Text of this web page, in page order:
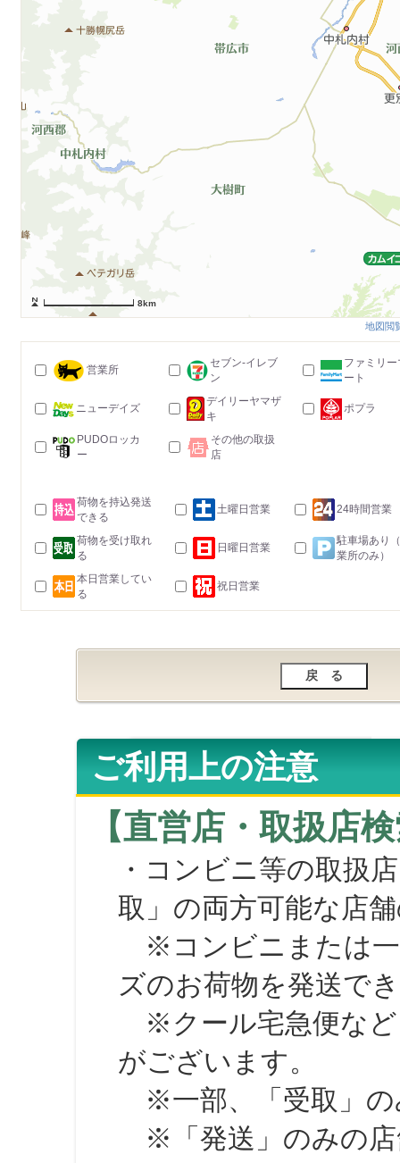
8km
地図閲
営業所
セブン-イレブ
ン
ファミリー
ート
ニューデイズ
デイリーヤマザ
キ
ポプラ
PUDOロッカ
ー
その他の取扱
店
荷物を持込発送
できる
土曜日営業 24時間営業
荷物を受け取れ
る
日曜日営業
駐車場あり
業所のみ）
本日営業してい
る
祝日営業
ご利用上の注意
【直営店・取扱店
・コンビニ等の取扱
取」の両方可能な店
※コンビニまたは一
ズのお荷物を発送で
※クール宅急便など
がございます。
※一部、「受取」の
※「発送」のみの店